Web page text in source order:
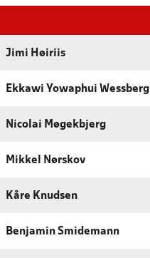
Jimi Høiriis
Ekkawi Yowaphui Wessberg
Nicolai Møgekbjerg
Mikkel Nørskov
Kåre Knudsen
Benjamin Smidemann